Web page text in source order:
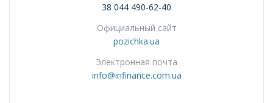
38 044 490-62-40
Официальный сайт
pozichka.ua
Электронная почта
info@infinance.com.ua